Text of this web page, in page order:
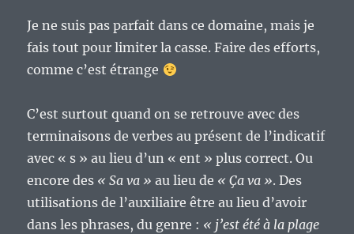
Je ne suis pas parfait dans ce domaine, mais je
fais tout pour limiter la casse. Faire des efforts,
comme c’est étrange
C’est surtout quand on se retrouve avec des
terminaisons de verbes au présent de l’indicatif
avec « s » au lieu d’un « ent » plus correct. Ou
encore des « Sa va » au lieu de « Ça va ». Des
utilisations de l’auxiliaire être au lieu d’avoir
dans les phrases, du genre : « j’est été à la plage